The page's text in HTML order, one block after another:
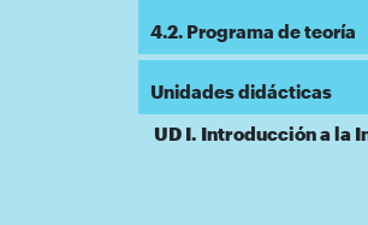
4.2. Programa de teoría
Unidades didácticas
UD I. Introducción a la